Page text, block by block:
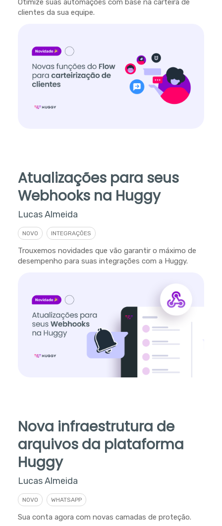
Otimize suas automações com base na carteira de
clientes da sua equipe.
Atualizações para seus
Webhooks na Huggy
Lucas Almeida
NOVO INTEGRAÇÕES
Trouxemos novidades que vão garantir o máximo de
desempenho para suas integrações com a Huggy.
Nova infraestrutura de
arquivos da plataforma
Huggy
Lucas Almeida
NOVO WHATSAPP
Sua conta agora com novas camadas de proteção.